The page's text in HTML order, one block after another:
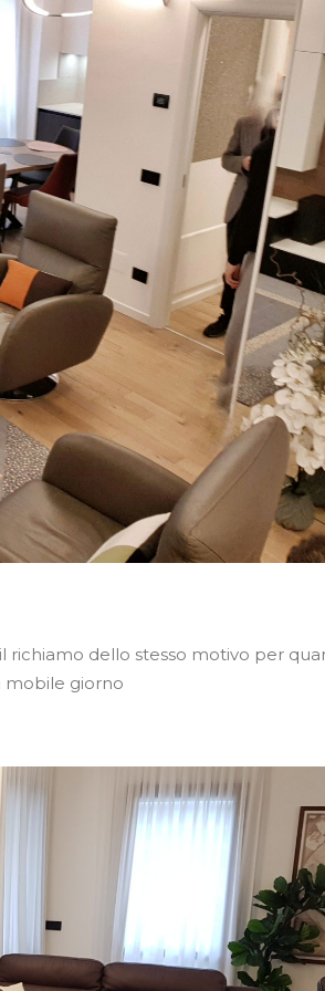
richiamo dello stesso motivo per
mobile giorno